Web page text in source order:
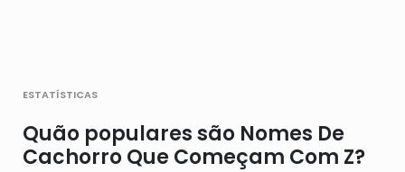
estatísticas
Quão populares são Nomes De
Cachorro Que Começam Com Z?